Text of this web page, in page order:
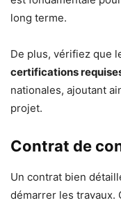
long terme.
De plus, vérifiez que
certifications
nationales, ajoutant
projet.
Contrat de
Un contrat bien
démarrer les